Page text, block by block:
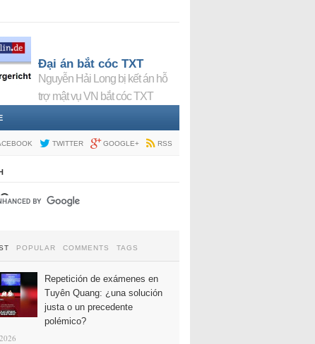
Đại án bắt cóc TXT
Nguyễn Hải Long bị kết án hỗ
trợ mật vụ VN bắt cóc TXT
TWITTER GOOGLE+ RSS
POPULAR COMMENTS TAGS
Repetición de exámenes en
Tuyên Quang: ¿una solución
justa o un precedente
polémico?